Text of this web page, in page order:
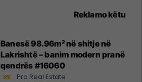
Reklamo këtu
Banesë 98.96m² në shitje në
Lakrishtë – banim modern pranë
qendrës #16060
Pro Real Estate